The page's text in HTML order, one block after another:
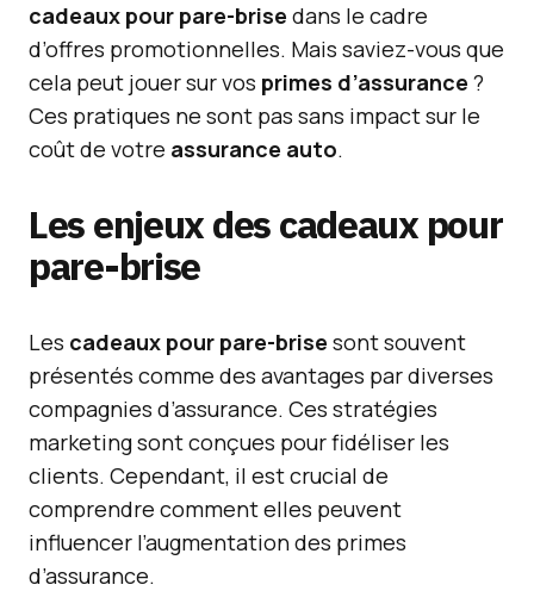
cadeaux pour pare-brise dans le cadre
d’offres promotionnelles. Mais saviez-vous que
cela peut jouer sur vos primes d’assurance ?
Ces pratiques ne sont pas sans impact sur le
coût de votre assurance auto.
Les enjeux des cadeaux pour
pare-brise
Les cadeaux pour pare-brise sont souvent
présentés comme des avantages par diverses
compagnies d’assurance. Ces stratégies
marketing sont conçues pour fidéliser les
clients. Cependant, il est crucial de
comprendre comment elles peuvent
influencer l’augmentation des primes
d’assurance.